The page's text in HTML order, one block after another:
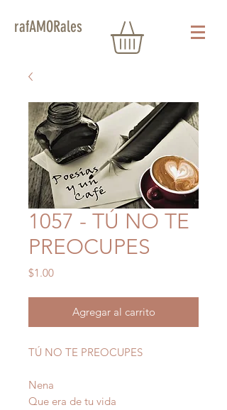
rafAMORales
1057 - TÚ NO TE
PREOCUPES
$1.00Precio
Agregar al carrito
TÚ NO TE PREOCUPES
Nena
Que era de tu vida